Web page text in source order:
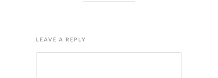
LEAVE A REPLY